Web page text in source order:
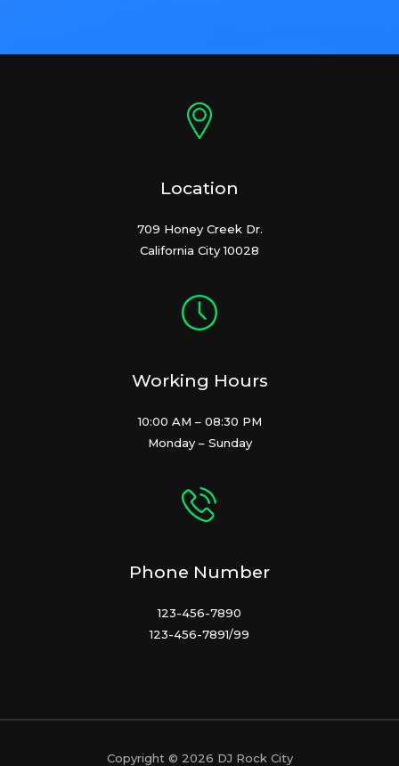
Location
709 Honey Creek Dr.
California City 10028
Working Hours
10:00 AM – 08:30 PM
Monday – Sunday
Phone Number
123-456-7890
123-456-7891/99
Copyright © 2026 DJ Rock City